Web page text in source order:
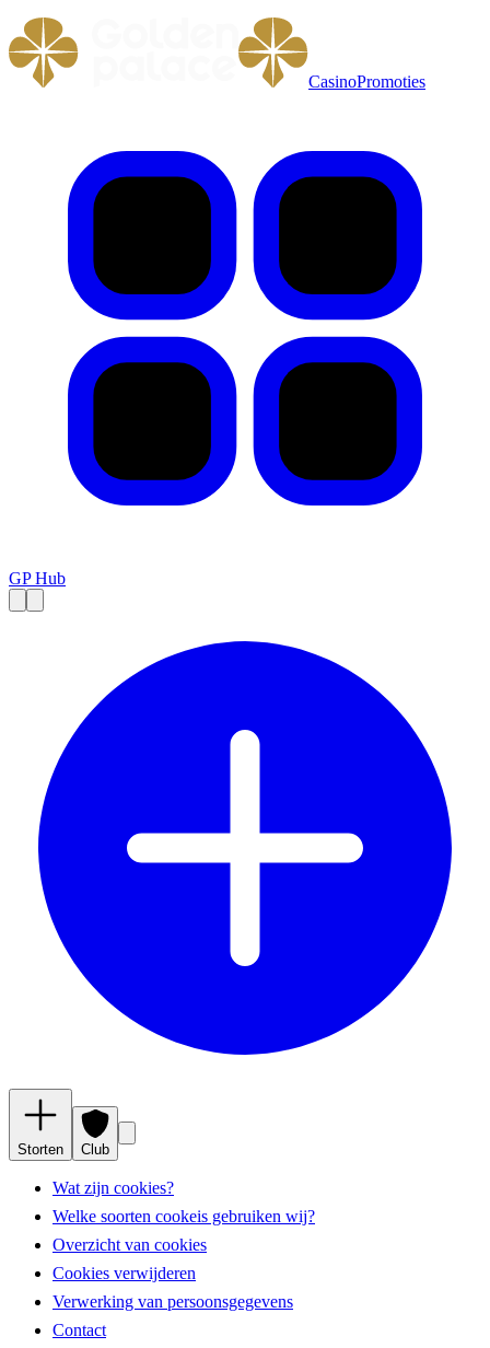
CasinoPromoties
GP Hub
Storten Club
Wat zijn cookies?
Welke soorten cookeis gebruiken wij?
Overzicht van cookies
Cookies verwijderen
Verwerking van persoonsgegevens
Contact